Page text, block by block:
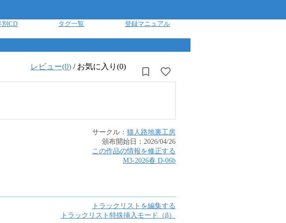
別CD タグ一覧 登録マニュアル
レビュー(0) / お気に入り(0)
サークル： 猫人路地裏工房
頒布開始日： 2026/04/26
この作品の情報を修正する
M3-2026春 D-06b
トラックリストを編集する
トラックリスト特殊挿入モード（β）